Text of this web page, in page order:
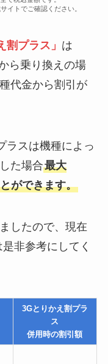
イトでご確認ください。
割プラス」 は
ら乗り換えの場
代金から割引が
ラスは機種によっ
た場合最大
ができます。
したので、現在
非参考にしてく
3Gとりかえ割プラ
ス
併用時の割引額